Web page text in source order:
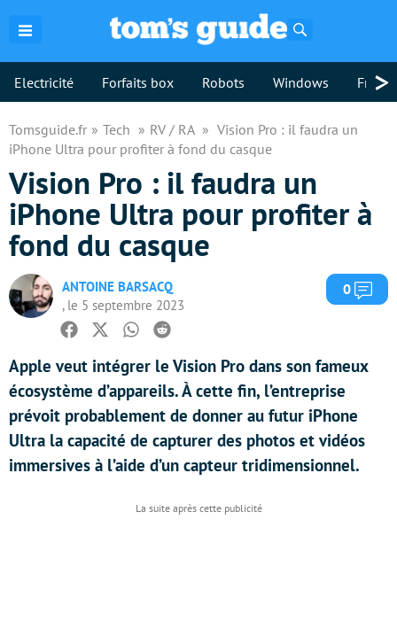
Electricité Forfaits box Robots Windows >
Tomsguide.fr Tech RV / RA
Vision Pro : il faudra un
iPhone Ultra pour profiter à fond du casque
Vision Pro : il faudra un
iPhone Ultra pour profiter à
fond du casque
ANTOINE BARSACQ
, le 5 septembre 2023
0
Facebook
TwitterWhatsapp
Reddit
Apple veut intégrer le Vision Pro dans son fameux
écosystème d’appareils. À cette fin, l’entreprise
prévoit probablement de donner au futur iPhone
Ultra la capacité de capturer des photos et vidéos
immersives à l’aide d’un capteur tridimensionnel.